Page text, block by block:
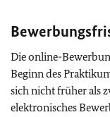
Die online-
Beginn des
sich nicht früher als
elektronisches